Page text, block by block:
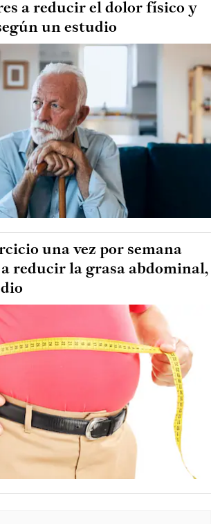
a reducir el dolor físico y
un estudio
una vez por semana
reducir la grasa abdominal,